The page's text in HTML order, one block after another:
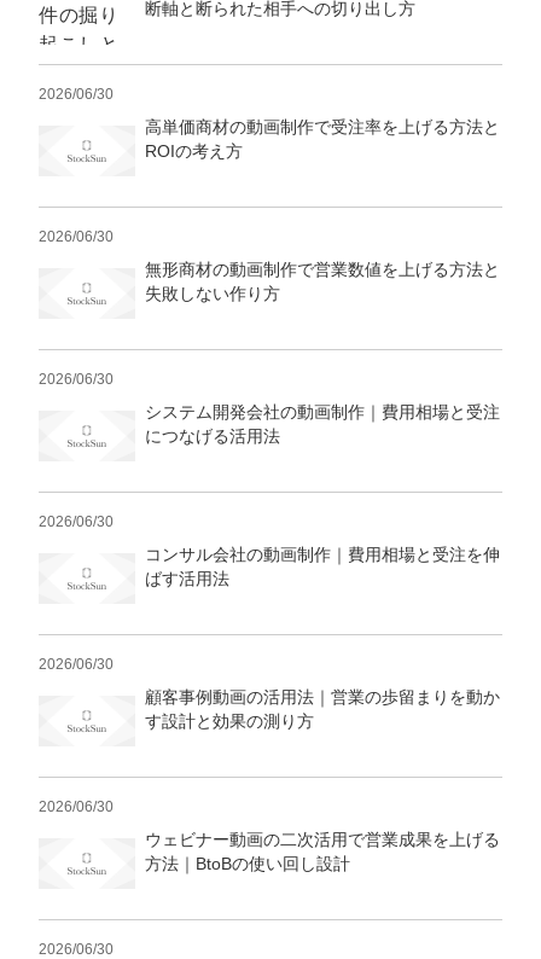
内部監査室長
断軸と断られた相手への切り出し方
2026/06/30
高単価商材の動画制作で受注率を上げる方法と
ROIの考え方
2026/06/30
無形商材の動画制作で営業数値を上げる方法と
失敗しない作り方
2026/06/30
システム開発会社の動画制作｜費用相場と受注
につなげる活用法
2026/06/30
コンサル会社の動画制作｜費用相場と受注を伸
ばす活用法
2026/06/30
顧客事例動画の活用法｜営業の歩留まりを動か
す設計と効果の測り方
2026/06/30
ウェビナー動画の二次活用で営業成果を上げる
方法｜BtoBの使い回し設計
2026/06/30